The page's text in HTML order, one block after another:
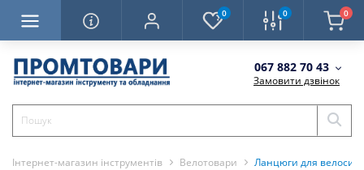
0 0 0
067 882 70 43
Замовити дзвінок
Інтернет-магазин інструментів Велотовари Ланцюги для